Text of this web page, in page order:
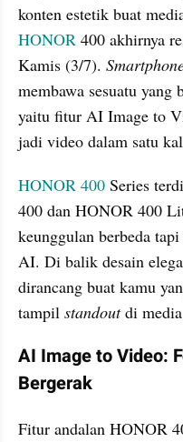
HONOR 400 akhirnya
Kamis (3/7).
membawa sesuatu yang
yaitu fitur AI Image to
jadi video dalam satu
HONOR 400 Series
400 dan HONOR 400
keunggulan berbeda
AI. Di balik desain
dirancang buat kamu
tampil standout di
AI Image to Video:
Bergerak
Fitur andalan HONOR